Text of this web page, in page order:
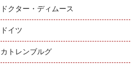
ドクター・ディムース
ドイツ
カトレンブルグ